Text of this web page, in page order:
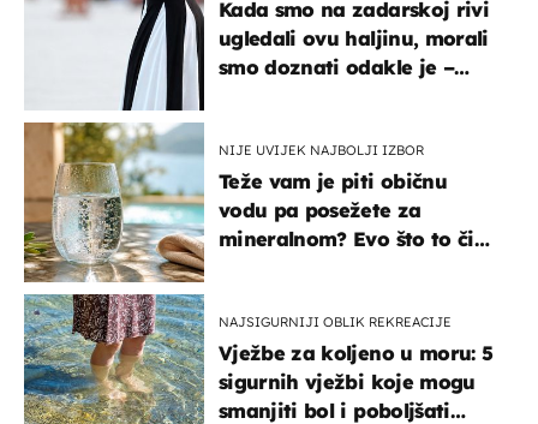
Kada smo na zadarskoj rivi
ugledali ovu haljinu, morali
smo doznati odakle je –
NIJE UVIJEK NAJBOLJI IZBOR
Teže vam je piti običnu
vodu pa posežete za
mineralnom? Evo što to čini
NAJSIGURNIJI OBLIK REKREACIJE
Vježbe za koljeno u moru: 5
sigurnih vježbi koje mogu
smanjiti bol i poboljšati